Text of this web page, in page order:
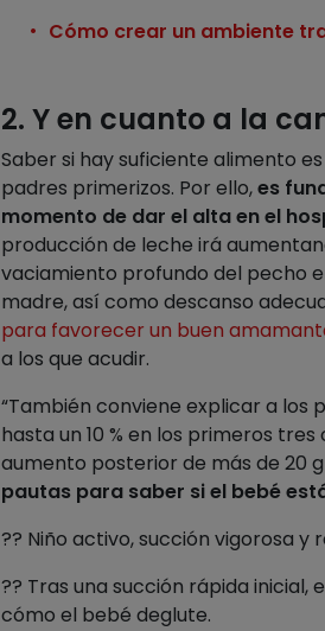
Cómo crear un ambiente
2. Y en cuanto a la
Saber si hay suficiente alimento
padres primerizos. Por ello,es
momento de dar el alta en el
producción de leche irá
vaciamiento profundo del pecho
madre, así como descanso
para favorecer un buen
a los que acudir.
“También conviene explicar a los
hasta un 10 % en los primeros
aumento posterior de más de 20
pautas para saber si el bebé
?? Niño activo, succión vigorosa y
?? Tras una succión rápida
cómo el bebé deglute.